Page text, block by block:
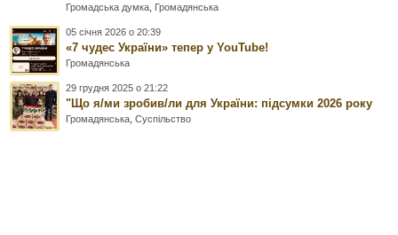
Громадська думка Громадянська
05 січня 2026 о 20:39
«7 чудес України» тепер у YouTube!
Громадянська
29 грудня 2025 о 21:22
"Що я/ми зробив/ли для України: підсумки 2026 року
Громадянська ,Суспільство